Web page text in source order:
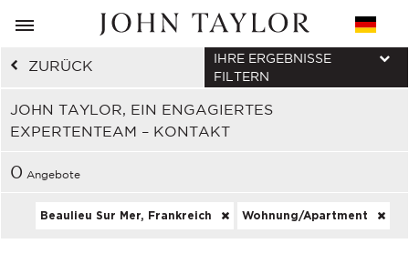
ZURÜCK
JOHN TAYLOR, EIN ENGAGIERTES
EXPERTENTEAM – KONTAKT
IHRE ERGEBNISSE
FILTERN
0 Angebote
Beaulieu Sur Mer, Frankreich Wohnung/Apartment